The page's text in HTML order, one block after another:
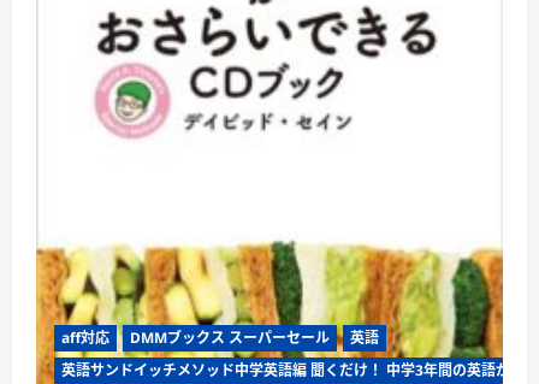
aff対応 DMMブックス スーパーセール
英語
英語サンドイッチメソッド中学英語編 聞くだけ！ 中学3年間の英語がお